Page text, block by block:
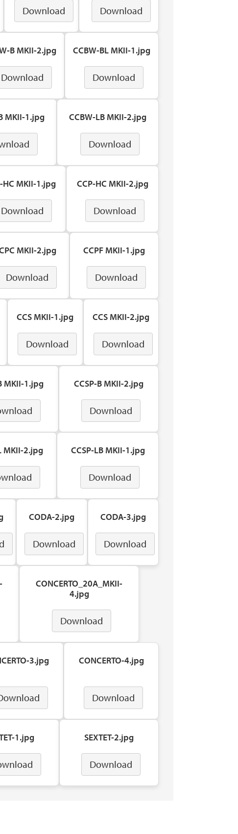
Download Download
B MKII-2.jpg
Download
CCBW-BL MKII-1.jpg
Download
MKII-1.jpg CCBW-LB MKII-2.jpg
Download
HC MKII-1.jpg
Download
CCP-HC MKII-2.jpg
Download
MKII-2.jpg
Download
CCPF MKII-1.jpg
Download
CCS MKII-1.jpg
Download
CCS MKII-2.jpg
Download
MKII-1.jpg CCSP-B MKII-2.jpg
Download
MKII-2.jpg CCSP-LB MKII-1.jpg
Download
CODA-2.jpg
Download
CODA-3.jpg
Download
CONCERTO_20A_MKII-
4.jpg
Download
3.jpg CONCERTO-4.jpg
Download
1.jpg SEXTET-2.jpg
Download